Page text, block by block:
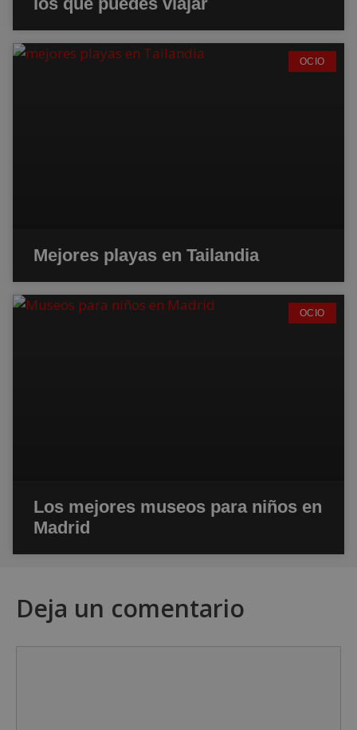
OCIO
Mejores playas en Tailandia
OCIO
Los mejores museos para niños en
Madrid
Deja un comentario